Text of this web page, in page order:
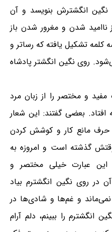
نگین انگشترش بنویسد و آن
ناامید شدن و مغرور شدن باز
کلمه تشکیل یافته که رساتر و
روی نگین انگشتر پادشاه
و مختصر را از زبان مرد
افتاد. بعضی گفتند: این شعار
حرف مانع کار و کوشش کردن
گذشته است و امروزه به
این عبارت خیلی مختصر و
در روی نگین انگشترم بیاد
و غم‌ها و شادی‌ها در
را ببینم، دلم آرام